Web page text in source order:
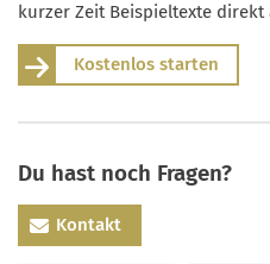
kurzer Zeit Beispieltexte direkt
Kostenlos starten
Du hast noch Fragen?
Kontakt